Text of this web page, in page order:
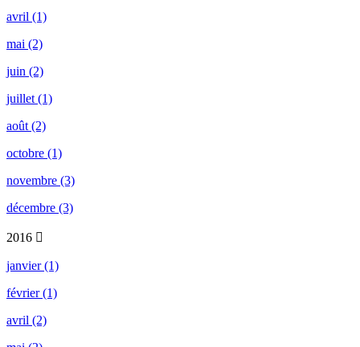
avril (1)
mai (2)
juin (2)
juillet (1)
août (2)
octobre (1)
novembre (3)
décembre (3)
2016
janvier (1)
février (1)
avril (2)